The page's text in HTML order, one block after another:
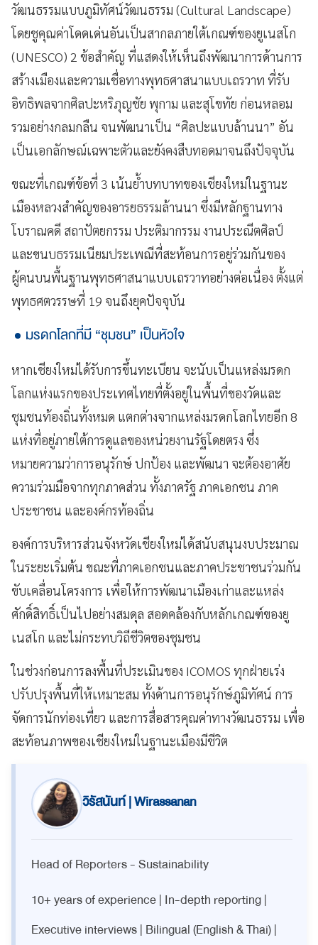
วัฒนธรรมแบบภูมิทัศน์วัฒนธรรม (Cultural Landscape)
โดยชูคุณค่าโดดเด่นอันเป็นสากลภายใต้เกณฑ์ของยูเนสโก
(UNESCO) 2 ข้อสำคัญ ที่แสดงให้เห็นถึงพัฒนาการด้านการ
สร้างเมืองและความเชื่อทางพุทธศาสนาแบบเถรวาท ที่รับ
อิทธิพลจากศิลปะหริภุญชัย พุกาม และสุโขทัย ก่อนหลอม
รวมอย่างกลมกลืน จนพัฒนาเป็น “ศิลปะแบบล้านนา” อัน
เป็นเอกลักษณ์เฉพาะตัวและยังคงสืบทอดมาจนถึงปัจจุบัน
ขณะที่เกณฑ์ข้อที่ 3 เน้นย้ำบทบาทของเชียงใหม่ในฐานะ
เมืองหลวงสำคัญของอารยธรรมล้านนา ซึ่งมีหลักฐานทาง
โบราณคดี สถาปัตยกรรม ประติมากรรม งานประณีตศิลป์
และขนบธรรมเนียมประเพณีที่สะท้อนการอยู่ร่วมกันของ
ผู้คนบนพื้นฐานพุทธศาสนาแบบเถรวาทอย่างต่อเนื่อง ตั้งแต่
พุทธศตวรรษที่ 19 จนถึงยุคปัจจุบัน
มรดกโลกที่มี “ชุมชน” เป็นหัวใจ
หากเชียงใหม่ได้รับการขึ้นทะเบียน จะนับเป็นแหล่งมรดก
โลกแห่งแรกของประเทศไทยที่ตั้งอยู่ในพื้นที่ของวัดและ
ชุมชนท้องถิ่นทั้งหมด แตกต่างจากแหล่งมรดกโลกไทยอีก 8
แห่งที่อยู่ภายใต้การดูแลของหน่วยงานรัฐโดยตรง ซึ่ง
หมายความว่าการอนุรักษ์ ปกป้อง และพัฒนา จะต้องอาศัย
ความร่วมมือจากทุกภาคส่วน ทั้งภาครัฐ ภาคเอกชน ภาค
ประชาชน และองค์กรท้องถิ่น
องค์การบริหารส่วนจังหวัดเชียงใหม่ได้สนับสนุนงบประมาณ
ในระยะเริ่มต้น ขณะที่ภาคเอกชนและภาคประชาชนร่วมกัน
ขับเคลื่อนโครงการ เพื่อให้การพัฒนาเมืองเก่าและแหล่ง
ศักดิ์สิทธิ์เป็นไปอย่างสมดุล สอดคล้องกับหลักเกณฑ์ของยู
เนสโก และไม่กระทบวิถีชีวิตของชุมชน
ในช่วงก่อนการลงพื้นที่ประเมินของ ICOMOS ทุกฝ่ายเร่ง
ปรับปรุงพื้นที่ให้เหมาะสม ทั้งด้านการอนุรักษ์ภูมิทัศน์ การ
จัดการนักท่องเที่ยว และการสื่อสารคุณค่าทางวัฒนธรรม เพื่อ
สะท้อนภาพของเชียงใหม่ในฐานะเมืองมีชีวิต
วิรัสนันท์ | Wirassanan
Head of Reporters - Sustainability
10+ years of experience | In-depth reporting |
Executive interviews | Bilingual (English & Thai) |